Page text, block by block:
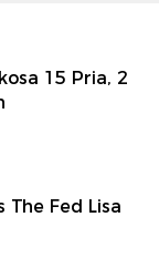
15 Pria, 2
The Fed Lisa